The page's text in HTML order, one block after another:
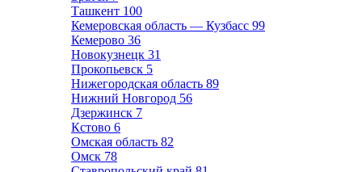
Ташкент 100
Кемеровская область — Кузбасс 99
Кемерово 36
Новокузнецк 31
Прокопьевск 5
Нижегородская область 89
Нижний Новгород 56
Дзержинск 7
Кстово 6
Омская область 82
Омск 78